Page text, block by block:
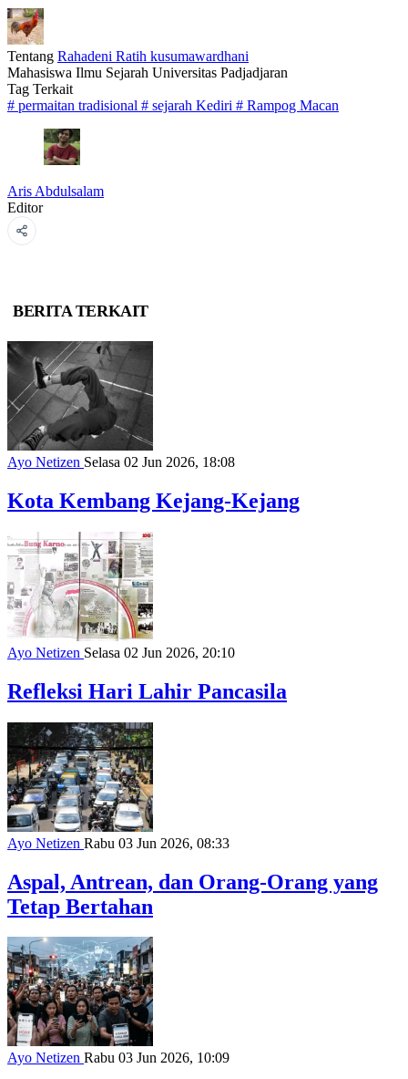
Tentang Rahadeni Ratih kusumawardhani
Mahasiswa Ilmu Sejarah Universitas Padjadjaran
Tag Terkait
# permaitan tradisional # sejarah Kediri # Rampog Macan
Aris Abdulsalam
Editor
BERITA TERKAIT
Ayo Netizen Selasa 02 Jun 2026, 18:08
Kota Kembang Kejang-Kejang
Ayo Netizen Selasa 02 Jun 2026, 20:10
Refleksi Hari Lahir Pancasila
Ayo Netizen Rabu 03 Jun 2026, 08:33
Aspal, Antrean, dan Orang-Orang yang
Tetap Bertahan
Ayo Netizen Rabu 03 Jun 2026, 10:09